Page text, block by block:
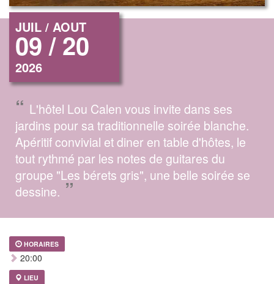
JUIL / AOUT
09 / 20
2026
“ L'hôtel Lou Calen vous invite dans ses
jardins pour sa traditionnelle soirée blanche.
Apéritif convivial et diner en table d'hôtes, le
tout rythmé par les notes de guitares du
groupe "Les bérets gris", une belle soirée se
dessine.”
HORAIRES
20:00
LIEU